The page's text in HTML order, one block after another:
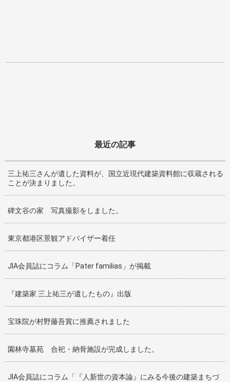
最近の記事
三上祐三さんが遺した資料が、国立近現代建築資料館に収蔵される
ことが決まりました。
碑文谷の家 写真撮影をしました。
東京都港区景観アドバイザー着任
JIA会員誌にコラム「Pater familias」が掲載
『建築家 三上祐三が遺したもの』出版
宝珠院が村野藤吾賞に推薦されました
園林寺墓苑 合祀・納骨施設が完成しました。
JIA会員誌にコラム「『人新世の資本論』にみる今後の建築まちづ